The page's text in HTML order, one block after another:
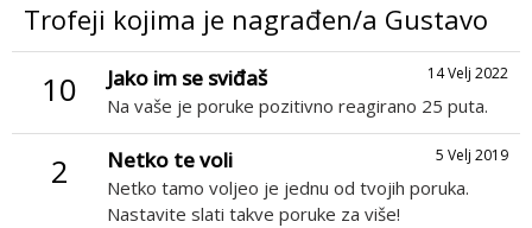
Trofeji kojima je nagrađen/a Gustavo
10 14 Velj 2022
Jako im se sviđaš
Na vaše je poruke pozitivno reagirano 25 puta.
2 5 Velj 2019
Netko te voli
Netko tamo voljeo je jednu od tvojih poruka.
Nastavite slati takve poruke za više!